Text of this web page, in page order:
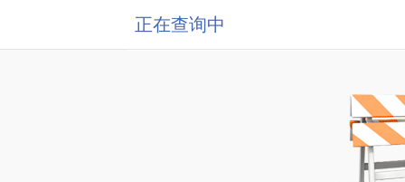
正在查询中